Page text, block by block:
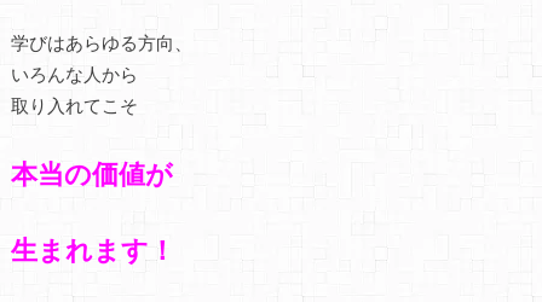
学びはあらゆる方向、
いろんな人から
取り入れてこそ
本当の価値が
生まれます！